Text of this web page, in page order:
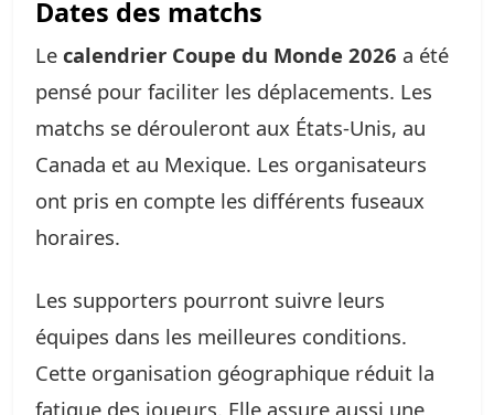
Dates des matchs
Le calendrier Coupe du Monde 2026 a été
pensé pour faciliter les déplacements. Les
matchs se dérouleront aux États-Unis, au
Canada et au Mexique. Les organisateurs
ont pris en compte les différents fuseaux
horaires.
Les supporters pourront suivre leurs
équipes dans les meilleures conditions.
Cette organisation géographique réduit la
fatigue des joueurs. Elle assure aussi une